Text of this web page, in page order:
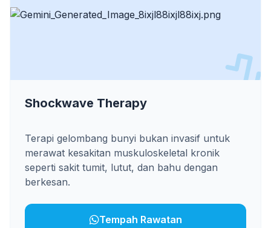
Shockwave Therapy
Terapi gelombang bunyi bukan invasif untuk
merawat kesakitan muskuloskeletal kronik
seperti sakit tumit, lutut, dan bahu dengan
berkesan.
Tempah Rawatan